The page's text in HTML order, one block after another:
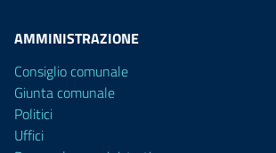
AMMINISTRAZIONE
Consiglio comunale
Giunta comunale
Politici
Uffici